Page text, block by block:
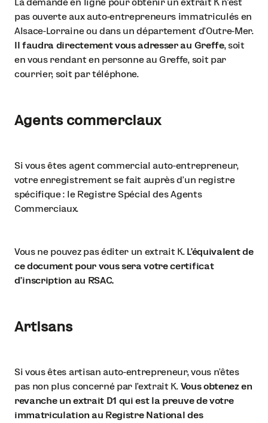
pas ouverte aux auto-entrepreneurs immatriculés en
Alsace-Lorraine ou dans un département d’Outre-Mer.
Il faudra directement vous adresser au Greffe, soit
en vous rendant en personne au Greffe, soit par
courrier, soit par téléphone.
Agents commerciaux
Si vous êtes agent commercial auto-entrepreneur,
votre enregistrement se fait auprès d’un registre
spécifique : le Registre Spécial des Agents
Commerciaux.
Vous ne pouvez pas éditer un extrait K. L’équivalent de
ce document pour vous sera votre certificat
d’inscription au RSAC.
Artisans
Si vous êtes artisan auto-entrepreneur, vous n’êtes
pas non plus concerné par l’extrait K. Vous obtenez en
revanche un extrait D1 qui est la preuve de votre
immatriculation au Registre National des